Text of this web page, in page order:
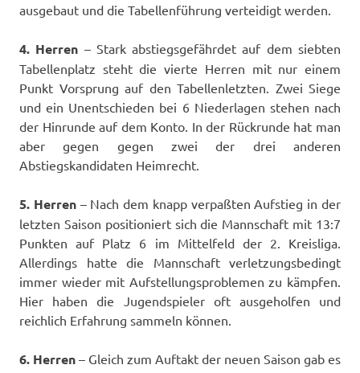
ausgebaut und die Tabellenführung verteidigt werden.
4. Herren – Stark abstiegsgefährdet auf dem siebten
Tabellenplatz steht die vierte Herren mit nur einem
Punkt Vorsprung auf den Tabellenletzten. Zwei Siege
und ein Unentschieden bei 6 Niederlagen stehen nach
der Hinrunde auf dem Konto. In der Rückrunde hat man
aber gegen gegen zwei der drei anderen
Abstiegskandidaten Heimrecht.
5. Herren– Nach dem knapp verpaßten Aufstieg in der
letzten Saison positioniert sich die Mannschaft mit 13:7
Punkten auf Platz 6 im Mittelfeld der 2. Kreisliga.
Allerdings hatte die Mannschaft verletzungsbedingt
immer wieder mit Aufstellungsproblemen zu kämpfen.
Hier haben die Jugendspieler oft ausgeholfen und
reichlich Erfahrung sammeln können.
6. Herren – Gleich zum Auftakt der neuen Saison gab es